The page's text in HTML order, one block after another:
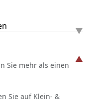
Sie mehr als einen
Sie auf Klein- &